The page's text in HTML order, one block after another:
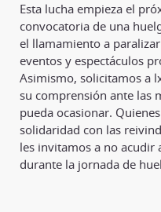
Esta lucha empieza el
convocatoria de una
el llamamiento a
eventos y espectáculos
Asimismo, solicitamos a
su comprensión ante las
pueda ocasionar.
solidaridad con las
les invitamos a no acudir
durante la jornada de